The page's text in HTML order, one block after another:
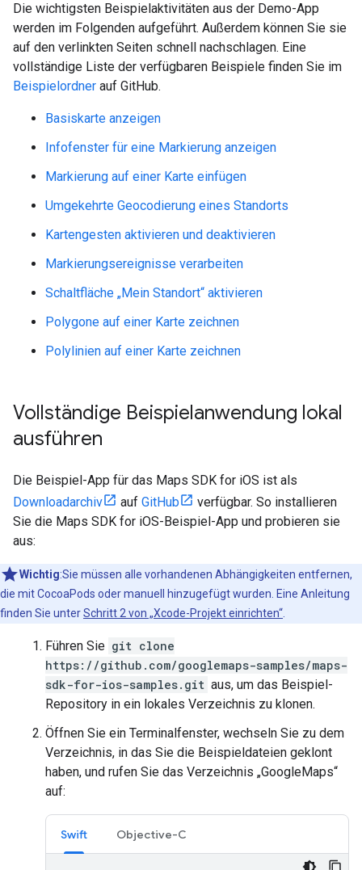
Die wichtigsten Beispielaktivitäten aus der Demo-App
werden im Folgenden aufgeführt. Außerdem können Sie sie
auf den verlinkten Seiten schnell nachschlagen. Eine
vollständige Liste der verfügbaren Beispiele finden Sie im
Beispielordner auf GitHub.
Basiskarte anzeigen
Infofenster für eine Markierung anzeigen
Markierung auf einer Karte einfügen
Umgekehrte Geocodierung eines Standorts
Kartengesten aktivieren und deaktivieren
Markierungsereignisse verarbeiten
Schaltfläche „Mein Standort“ aktivieren
Polygone auf einer Karte zeichnen
Polylinien auf einer Karte zeichnen
Vollständige Beispielanwendung lokal
ausführen
Die Beispiel-App für das Maps SDK for iOS ist als
Downloadarchiv
auf GitHub
verfügbar. So installieren
Sie die Maps SDK for iOS-Beispiel-App und probieren sie
aus:
Wichtig:Sie müssen alle vorhandenen Abhängigkeiten entfernen,
die mit CocoaPods oder manuell hinzugefügt wurden. Eine Anleitung
finden Sie unterSchritt 2 von „Xcode-Projekt einrichten“
Führen Sie git clone
https://github.com/googlemaps-samples/maps-
sdk-for-ios-samples.git aus, um das Beispiel-
Repository in ein lokales Verzeichnis zu klonen.
Öffnen Sie ein Terminalfenster, wechseln Sie zu dem
Verzeichnis, in das Sie die Beispieldateien geklont
haben, und rufen Sie das Verzeichnis „GoogleMaps“
auf:
Swift Objective-C